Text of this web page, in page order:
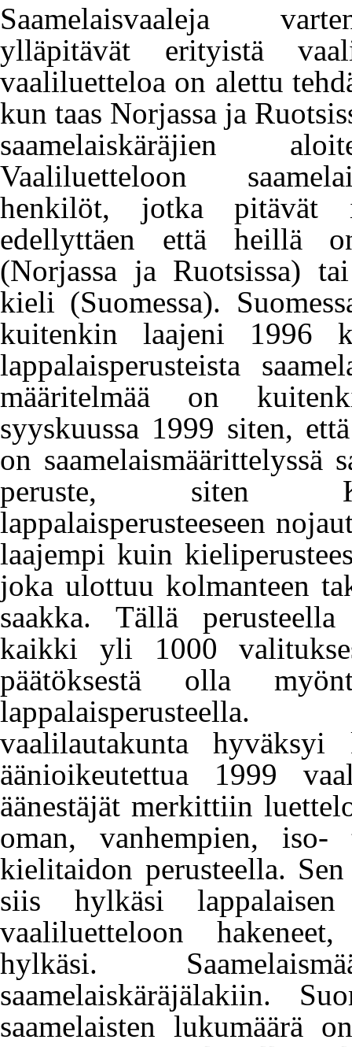
Saamelaisvaaleja
ylläpitävät erityistä
vaaliluetteloa on alettu
kun taas Norjassa ja
saamelaiskäräjien
Vaaliluetteloon
henkilöt, jotka pitävät
edellyttäen että heillä
(Norjassa ja Ruotsissa)
kieli (Suomessa).
kuitenkin laajeni 1996
lappalaisperusteista
määritelmää on
syyskuussa 1999 siten,
on saamelaismäärittelyssä
peruste, siten
lappalaisperusteeseen
laajempi kuin
joka ulottuu kolmanteen
saakka. Tällä
kaikki yli 1000
päätöksestä olla
lappalaisperusteella.
vaalilautakunta
äänioikeutettua 1999
äänestäjät merkittiin
oman, vanhempien, iso-
kielitaidon perusteella.
siis hylkäsi lappalaisen
vaaliluetteloon
hylkäsi.
saamelaiskäräjälakiin.
saamelaisten lukumäärä